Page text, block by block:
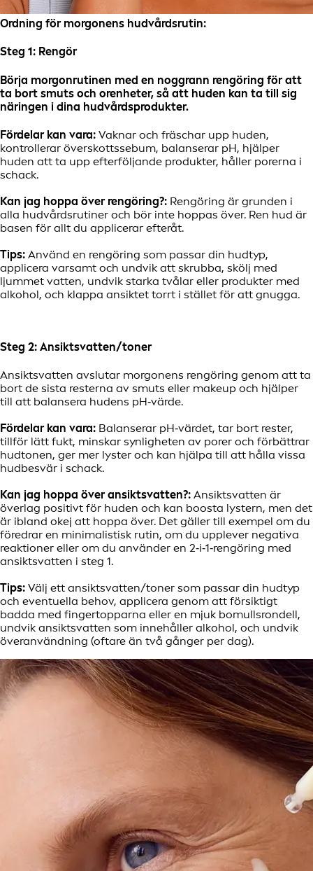
Ordning för morgonens hudvårdsrutin:
Steg 1: Rengör
Börja morgonrutinen med en noggrann rengöring för att
ta bort smuts och orenheter, så att huden kan ta till sig
näringen i dina hudvårdsprodukter.
Fördelar kan vara: Vaknar och fräschar upp huden,
kontrollerar överskottssebum, balanserar pH, hjälper
huden att ta upp efterföljande produkter, håller porerna i
schack.
Kan jag hoppa över rengöring?: Rengöring är grunden i
alla hudvårdsrutiner och bör inte hoppas över. Ren hud är
basen för allt du applicerar efteråt.
Tips: Använd en rengöring som passar din hudtyp,
applicera varsamt och undvik att skrubba, skölj med
ljummet vatten, undvik starka tvålar eller produkter med
alkohol, och klappa ansiktet torrt i stället för att gnugga.
Steg 2: Ansiktsvatten/toner
Ansiktsvatten avslutar morgonens rengöring genom att ta
bort de sista resterna av smuts eller makeup och hjälper
till att balansera hudens pH‑värde.
Fördelar kan vara: Balanserar pH‑värdet, tar bort rester,
tillför lätt fukt, minskar synligheten av porer och förbättrar
hudtonen, ger mer lyster och kan hjälpa till att hålla vissa
hudbesvär i schack.
Kan jag hoppa över ansiktsvatten?: Ansiktsvatten är
överlag positivt för huden och kan boosta lystern, men det
är ibland okej att hoppa över. Det gäller till exempel om du
föredrar en minimalistisk rutin, om du upplever negativa
reaktioner eller om du använder en 2‑i‑1‑rengöring med
ansiktsvatten i steg 1.
Tips: Välj ett ansiktsvatten/toner som passar din hudtyp
och eventuella behov, applicera genom att försiktigt
badda med fingertopparna eller en mjuk bomullsrondell,
undvik ansiktsvatten som innehåller alkohol, och undvik
överanvändning (oftare än två gånger per dag).